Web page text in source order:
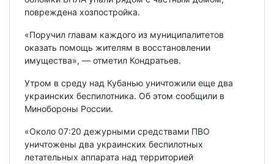
повреждена хозпостройка.
«Поручил главам каждого из муниципалитетов
оказать помощь жителям в восстановлении
имущества», — отметил Кондратьев.
Утром в среду над Кубанью уничтожили еще два
украинских беспилотника. Об этом сообщили в
Минобороны России.
«Около 07:20 дежурными средствами ПВО
уничтожены два украинских беспилотных
летательных аппарата над территорией